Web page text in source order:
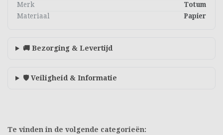
Merk
Totum
Materiaal
Papier
🚚 Bezorging & Levertijd
🛡️ Veiligheid & Informatie
Te vinden in de volgende categorieën: